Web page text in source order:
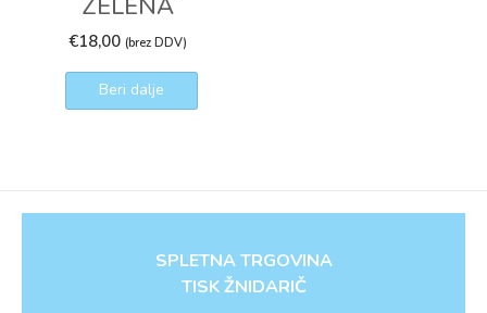
ZELENA
€18,00 (brez DDV)
Beri dalje
SPLETNA TRGOVINA
TISK ŽNIDARIČ